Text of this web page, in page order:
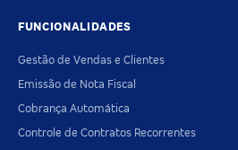
FUNCIONALIDADES
Gestão de Vendas e Clientes
Emissão de Nota Fiscal
Cobrança Automática
Controle de Contratos Recorrentes